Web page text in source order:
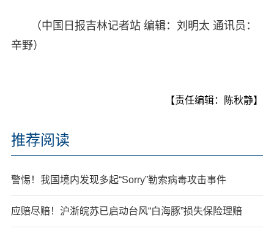
（中国日报吉林记者站 编辑：刘明太 通讯员：
辛野）​
【责任编辑：陈秋静】
推荐阅读
警惕！我国境内发现多起“Sorry”勒索病毒攻击事件
应赔尽赔！沪浙皖苏已启动台风“白海豚”损失保险理赔